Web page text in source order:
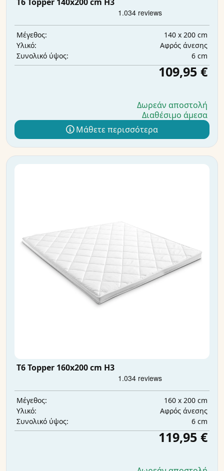
Μέγεθος:
140 x 200 cm
Υλικό:
Αφρός άνεσης
Συνολικό ύψος:
6 cm
109,95 €
Δωρεάν αποστολή
Διαθέσιμο άμεσα
Μάθετε περισσότερα
T6 Topper 160x200 cm H3
Μέγεθος:
160 x 200 cm
Υλικό:
Αφρός άνεσης
Συνολικό ύψος:
6 cm
119,95 €